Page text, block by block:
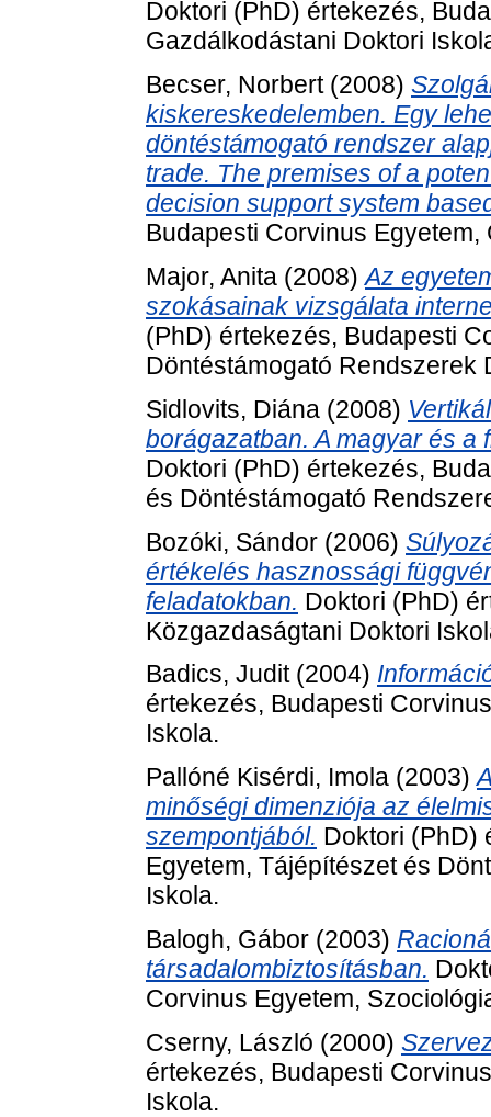
Doktori (PhD) értekezés,
Gazdálkodástani Doktori
Becser, Norbert(2008)
kiskereskedelemben. Egy
döntéstámogató rendszer
trade. The premises of a
decision support system
Budapesti Corvinus
Major, Anita (2008)Az
szokásainak vizsgálata
(PhD) értekezés, Budapesti
Döntéstámogató Rendszerek
Sidlovits, Diána (2008)
borágazatban. A magyar és
Doktori (PhD) értekezés,
és Döntéstámogató
Bozóki, Sándor (2006)
értékelés hasznossági
feladatokban. Doktori (PhD)
Közgazdaságtani Doktori
Badics, Judit(2004)
értekezés, Budapesti
Iskola.
Pallóné Kisérdi, Imola (2003)
minőségi dimenziója az
szempontjából. Doktori (PhD)
Egyetem, Tájépítészet és
Iskola.
Balogh, Gábor (2003)
társadalombiztosításban.
Corvinus Egyetem,
Cserny, László (2000)
értekezés, Budapesti
Iskola.